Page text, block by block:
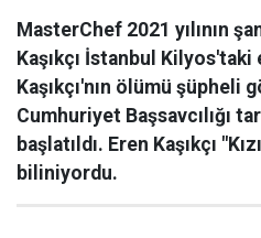
MasterChef 2021 yılının
Kaşıkçı İstanbul
Kaşıkçı'nın ölümü şüpheli
Cumhuriyet Başsavcılığı
başlatıldı. Eren Kaşıkçı
biliniyordu.